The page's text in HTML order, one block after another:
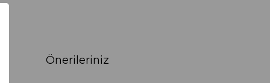
Önerileriniz